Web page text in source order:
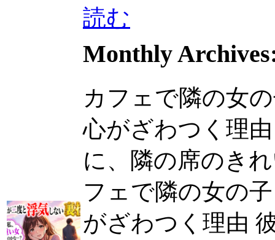
読む
Monthly
カフェで隣の女
心がざわつく理
に、隣の席のき
フェで隣の女の
がざわつく理由